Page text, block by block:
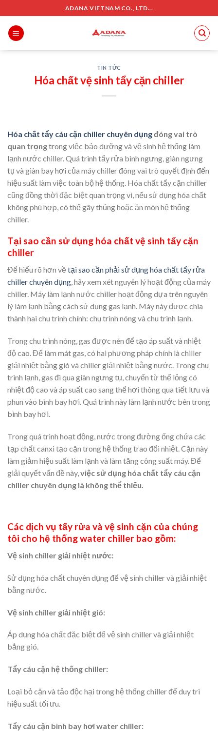
to
content
ADANA VIETNAM CO., LTD...
TIN TỨC
Hóa chất vệ sinh tẩy cặn chiller
Hóa chất tẩy cáu cặn chiller chuyên dụngđóng vai trò
quan trọngtrong việc bảo dưỡng và vệ sinh hệ thống làm
lạnh nước chiller. Quá trình tẩy rửa bình ngưng, giàn ngưng
tụ và giàn bay hơi của máy chiller đóng vai trò quyết định đến
hiệu suất làm việc toàn bộ hệ thống. Hóa chất tẩy cặn chiller
cũng đồng thời đặc biệt quan trọng vì, nếu sử dụng hóa chất
không phù hợp, có thể gây thủng hoặc ăn mòn hệ thống
chiller.
Tại sao cần sử dụng hóa chất vệ sinh tẩy cặn
chiller
Để hiểu rõ hơn về tại sao cần phải sử dụng hóa chất tẩy rửa
chiller chuyên dụng, hãy xem xét nguyên lý hoạt động của máy
chiller. Máy làm lạnh nước chiller hoạt động dựa trên nguyên
lý làm lạnh bằng cách sử dụng gas lạnh. Máy này được chia
thành hai chu trình chính: chu trình nóng và chu trình lạnh.
Trong chu trình nóng, gas được nén để tạo áp suất và nhiệt
độ cao. Để làm mát gas, có hai phương pháp chính là chiller
giải nhiệt bằng gió và chiller giải nhiệt bằng nước. Trong chu
trình lạnh, gas đi qua giàn ngưng tụ, chuyển từ thể lỏng có
nhiệt độ cao và áp suất cao sang thể hơi thông qua tiết lưu và
phun vào bình bay hơi. Quá trình này làm lạnh nước bên trong
bình bay hơi.
Trong quá trình hoạt động, nước trong đường ống chứa các
tạp chất canxi tạo cặn trong hệ thống trao đổi nhiệt. Cặn này
làm giảm hiệu suất làm lạnh và làm tăng công suất máy. Để
giải quyết vấn đề này, việc sử dụng hóa chất tẩy cáu cặn
chiller chuyên dụng là không thể thiếu.
Các dịch vụ tẩy rửa và vệ sinh cặn của chúng
tôi cho hệ thống water chiller bao gồm:
Vệ sinh chiller giải nhiệt nước:
Sử dụng hóa chất chuyên dụng để vệ sinh chiller và giải nhiệt
bằng nước.
Vệ sinh chiller giải nhiệt gió:
Áp dụng hóa chất đặc biệt để vệ sinh chiller và giải nhiệt
bằng gió.
Tẩy cáu cặn hệ thống chiller:
Loại bỏ cặn và tảo độc hại trong hệ thống chiller để duy trì
hiệu suất tối ưu.
Tẩy cáu cặn bình bay hơi water chiller: